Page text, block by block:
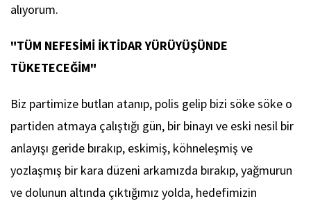
alıyorum.
"TÜM NEFESİMİ İKTİDAR YÜRÜYÜŞÜNDE
TÜKETECEĞİM"
Biz partimize butlan atanıp, polis gelip bizi söke söke o
partiden atmaya çalıştığı gün, bir binayı ve eski nesil bir
anlayışı geride bırakıp, eskimiş, köhneleşmiş ve
yozlaşmış bir kara düzeni arkamızda bırakıp, yağmurun
ve dolunun altında çıktığımız yolda, hedefimizin